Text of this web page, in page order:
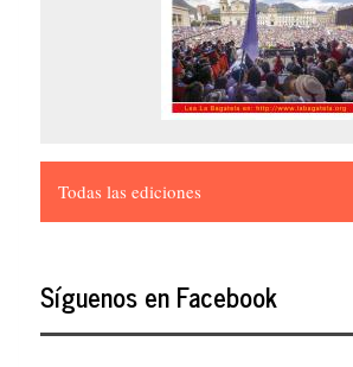
Todas las ediciones
Síguenos en Facebook